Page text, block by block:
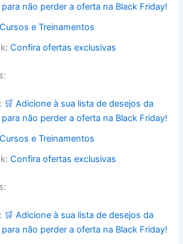
não perder a oferta na Black Friday!
Cursos e Treinamentos
Confira ofertas exclusivas
🛒 Adicione à sua lista de desejos da
não perder a oferta na Black Friday!
Cursos e Treinamentos
Confira ofertas exclusivas
🛒 Adicione à sua lista de desejos da
não perder a oferta na Black Friday!